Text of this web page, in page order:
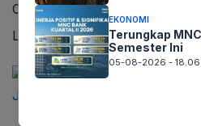
Comments
Latest
EKONOMI
Terungkap
Semester Ini
05-08-2026 - 18.06